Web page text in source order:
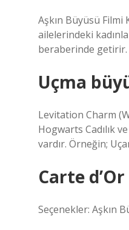
Aşkın Büyüsü
ailelerindeki
beraberinde getirir.
Uçma
Levitation Charm
Hogwarts Cadılık
vardır. Örneğin;
Carte
Seçenekler: Aşkın